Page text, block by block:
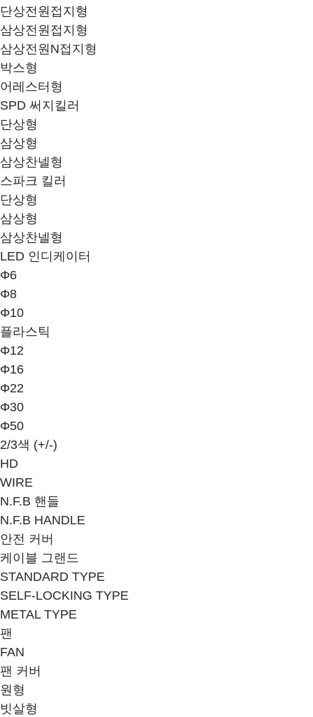
단상전원접지형
삼상전원접지형
삼상전원N접지형
박스형
어레스터형
SPD 써지킬러
단상형
삼상형
삼상찬넬형
스파크 킬러
단상형
삼상형
삼상찬넬형
LED 인디케이터
Φ6
Φ8
Φ10
플라스틱
Φ12
Φ16
Φ22
Φ30
Φ50
2/3색 (+/-)
HD
WIRE
N.F.B 핸들
N.F.B HANDLE
안전 커버
케이블 그랜드
STANDARD TYPE
SELF-LOCKING TYPE
METAL TYPE
팬
FAN
팬 커버
원형
빗살형